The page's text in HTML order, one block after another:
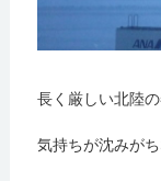
長く厳しい北陸の
気持ちが沈みが